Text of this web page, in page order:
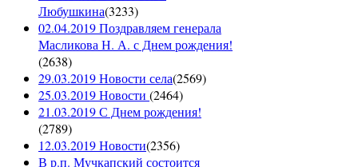
Любушкина(3233)
02.04.2019 Поздравляем генерала
Масликова Н. А. с Днем рождения!
(2638)
29.03.2019 Новости села(2569)
25.03.2019 Новости (2464)
21.03.2019 С Днем рождения!
(2789)
12.03.2019 Новости(2356)
В р.п. Мучкапский состоится